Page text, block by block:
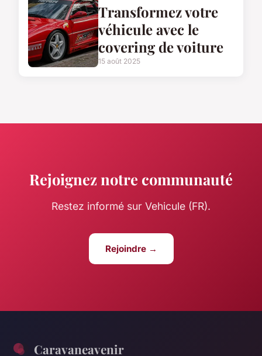
Transformez votre
véhicule avec le
covering de voiture
15 août 2025
Rejoignez notre communauté
Restez informé sur Vehicule (FR).
Rejoindre →
Caravaneavenir